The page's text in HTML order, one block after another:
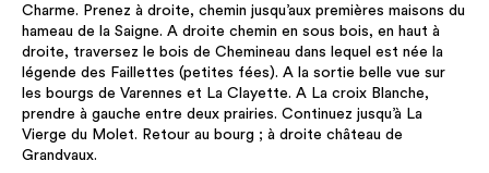
Charme. Prenez à droite, chemin jusqu’aux premières maisons du
hameau de la Saigne. A droite chemin en sous bois, en haut à
droite, traversez le bois de Chemineau dans lequel est née la
légende des Faillettes (petites fées). A la sortie belle vue sur
les bourgs de Varennes et La Clayette. A La croix Blanche,
prendre à gauche entre deux prairies. Continuez jusqu’à La
Vierge du Molet. Retour au bourg ; à droite château de
Grandvaux.